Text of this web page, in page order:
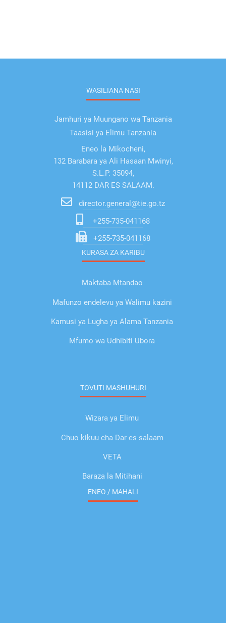
WASILIANA NASI
Jamhuri ya Muungano wa Tanzania
Taasisi ya Elimu Tanzania
Eneo la Mikocheni,
132 Barabara ya Ali Hasaan Mwinyi,
S.L.P. 35094,
14112 DAR ES SALAAM.
director.general@tie.go.tz
+255-735-041168
+255-735-041168
KURASA ZA KARIBU
Maktaba Mtandao
Mafunzo endelevu ya Walimu kazini
Kamusi ya Lugha ya Alama Tanzania
Mfumo wa Udhibiti Ubora
TOVUTI MASHUHURI
Wizara ya Elimu
Chuo kikuu cha Dar es salaam
VETA
Baraza la Mitihani
ENEO / MAHALI